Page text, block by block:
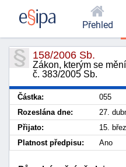
158/2006 Sb.
Zákon, kterým se
č. 383/2005 Sb.
Částka: 055
Rozeslána dne:
27.
Přijato:
15.
Platnost předpisu:
Ano
Přehled